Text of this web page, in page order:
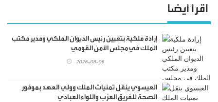
اقرأ أيضا
إرادة ملكية بتعيين رئيس الديوان الملكي ومدير مكتب
الملك في مجلس الأمن القومي
2026-08-06
العيسوي ينقل تمنيات الملك وولي العهد بموفور
الصحة للفريق العزب واللواء العبادي